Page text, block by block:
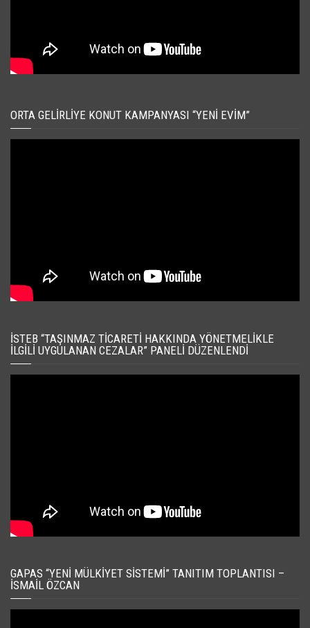
ORTA GELIRLIYE KONUT KAMPANYASI “YENI EVIM”
İSTEB “TAŞINMAZ TICARETI HAKKINDA YÖNETMELIKLE
İLGILI UYGULANAN CEZALAR” PANELI DÜZENLENDI
GAPAS “YENI MÜLKIYET SISTEMI” TANITIM TOPLANTISI –
İSMAIL ÖZCAN